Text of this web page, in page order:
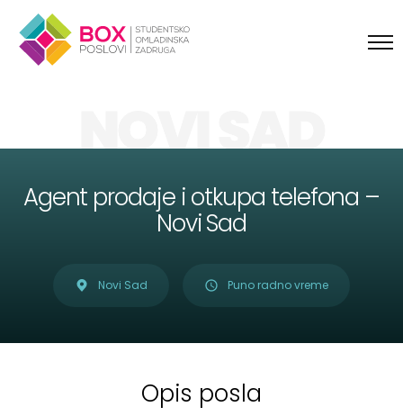
NOVI SAD
Agent prodaje i otkupa telefona –
Novi Sad
Novi Sad Puno radno vreme
Opis posla